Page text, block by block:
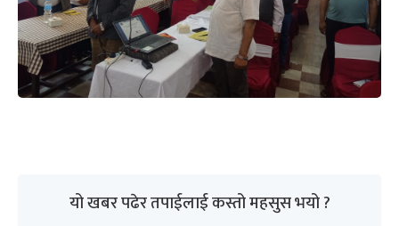
यो खबर पढेर तपाईलाई कस्तो महसुस भयो ?